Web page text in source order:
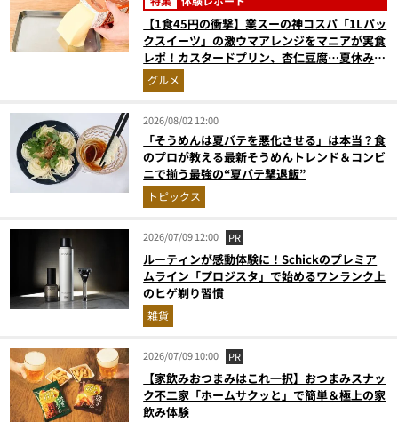
【1食45円の衝撃】業スーの神コスパ「1Lパッ
クスイーツ」の激ウマアレンジをマニアが実食
レポ！カスタードプリン、杏仁豆腐…夏休みの
おやつに最強すぎた
グルメ
2026/08/02 12:00
「そうめんは夏バテを悪化させる」は本当？食
のプロが教える最新そうめんトレンド＆コンビ
ニで揃う最強の“夏バテ撃退飯”
トピックス
2026/07/09 12:00 PR
ルーティンが感動体験に！Schickのプレミア
ムライン「プロジスタ」で始めるワンランク上
のヒゲ剃り習慣
雑貨
2026/07/09 10:00 PR
【家飲みおつまみはこれ一択】おつまみスナッ
ク不二家「ホームサクッと」で簡単＆極上の家
飲み体験